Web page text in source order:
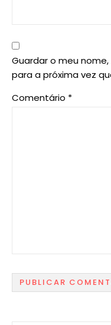
Guardar o meu
para a próxima vez
Comentário *